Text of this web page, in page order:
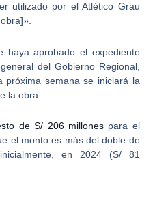
utilizado por el Atlético Grau
aprobado el expediente
del Gobierno Regional,
próxima semana se iniciará la
la obra
de S/ 206 millonespara el
el monto es más del doble de
en 2024 (S/ 81